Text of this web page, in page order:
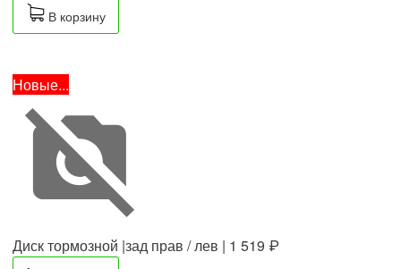
В корзину
Новые...
Диск тормозной |зад прав / лев | 1 519 ₽